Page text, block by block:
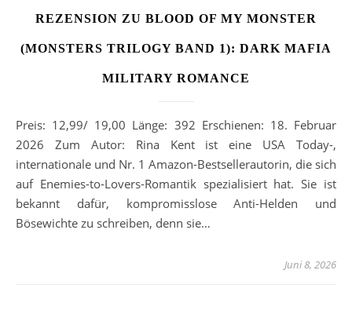
REZENSION ZU BLOOD OF MY MONSTER
(MONSTERS TRILOGY BAND 1): DARK MAFIA
MILITARY ROMANCE
Preis: 12,99/ 19,00 Länge: 392 Erschienen: 18. Februar
2026 Zum Autor: Rina Kent ist eine USA Today-,
internationale und Nr. 1 Amazon-Bestsellerautorin, die sich
auf Enemies-to-Lovers-Romantik spezialisiert hat. Sie ist
bekannt dafür, kompromisslose Anti-Helden und
Bösewichte zu schreiben, denn sie…
Juni 8, 2026